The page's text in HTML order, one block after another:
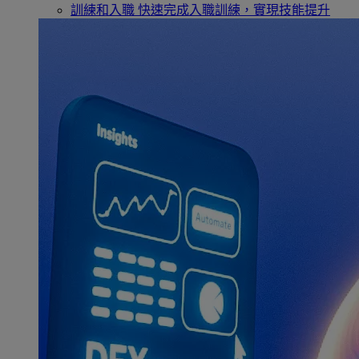
訓練和入職 快速完成入職訓練，實現技能提升